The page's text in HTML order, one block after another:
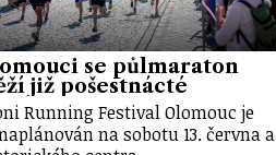
se půlmaraton
již pošestnácté
Running Festival Olomouc je
na sobotu 13. června a